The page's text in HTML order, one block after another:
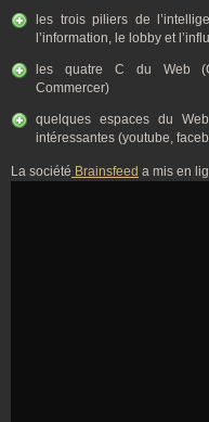
les trois piliers de
l’information, le lobby et
les quatre C du Web
Commercer)
quelques espaces du
intéressantes (youtube,
La société Brainsfeed a mis en